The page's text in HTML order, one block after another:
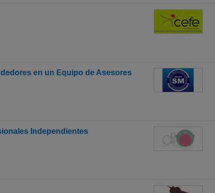
en un Equipo de Asesores
Independientes